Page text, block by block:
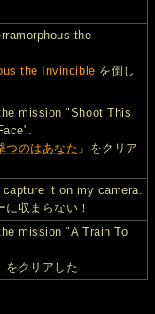
the
the Invincible を倒し
mission "Shoot This
つのはあなた 」をクリア
capture it on my camera.
に収まらない！
mission "A Train To
をクリアした